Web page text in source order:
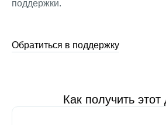
поддержки.
Обратиться в поддержку
Как получить